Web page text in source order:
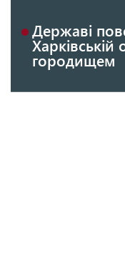
Державі
Харківській
городищем